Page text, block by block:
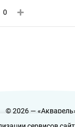
© 2026 —